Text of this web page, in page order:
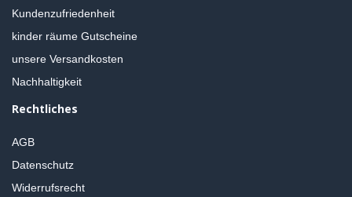
Kundenzufriedenheit
kinder räume Gutscheine
unsere Versandkosten
Nachhaltigkeit
Rechtliches
AGB
Datenschutz
Widerrufsrecht